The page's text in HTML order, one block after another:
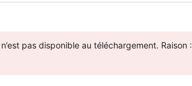
pas disponible au téléchargement. Raison :